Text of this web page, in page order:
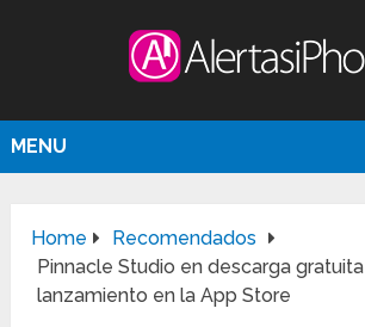
MENU
Home
Recomendados
Pinnacle Studio en descarga
lanzamiento en la App Store